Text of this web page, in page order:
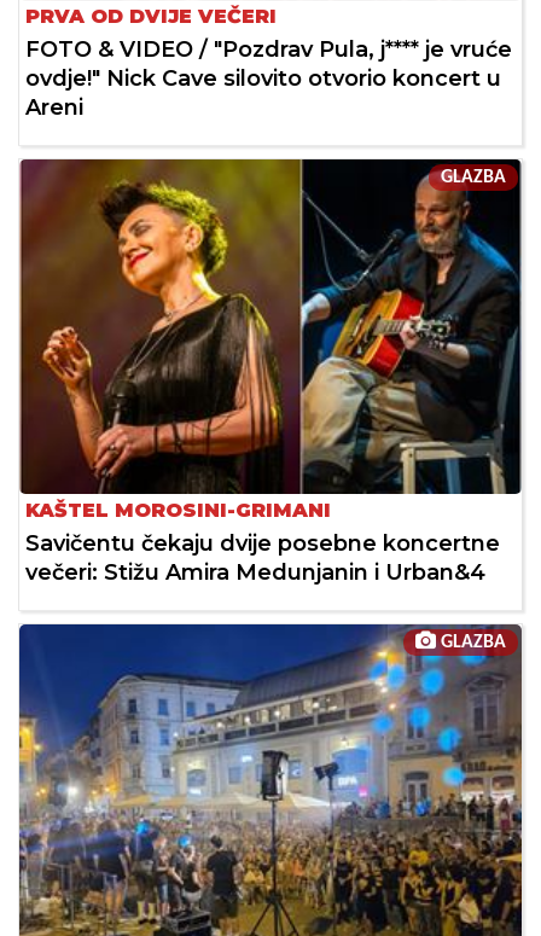
PRVA OD DVIJE VEČERI
FOTO & VIDEO / "Pozdrav Pula, j**** je vruće
ovdje!" Nick Cave silovito otvorio koncert u
Areni
GLAZBA
KAŠTEL MOROSINI-GRIMANI
Savičentu čekaju dvije posebne koncertne
večeri: Stižu Amira Medunjanin i Urban&4
GLAZBA